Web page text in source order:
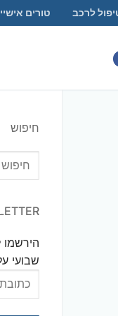
לרכב טורים
חיפוש
הירשמו
שבועי